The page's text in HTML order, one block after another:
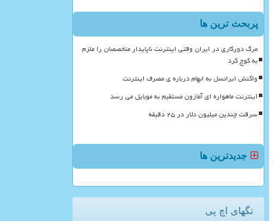
پربحث ترین ها
مرگ دورکاری در ایران وقتی اینترنت ناپایدار متخصصان را ملزم
به کوچ کرد
واکنش ایرانسل به ابهام درباره ی مصرف اینترنت
اینترنت ماهواره ای آمازون مستقیم به موبایل می رسد
سرقت چندین میلیون دلار در ۲۵ دقیقه
جدیدترین ها
تگهای اچ پی